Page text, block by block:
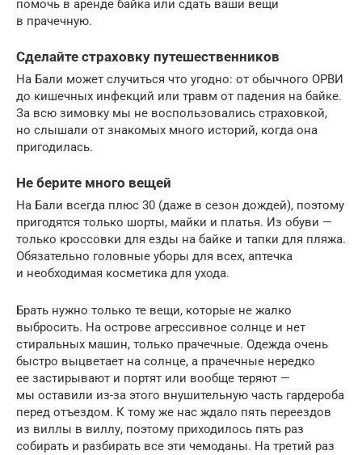
помочь в аренде байка или сдать ваши вещи
в прачечную.
Сделайте страховку путешественников
На Бали может случиться что угодно: от обычного ОРВИ
до кишечных инфекций или травм от падения на байке.
За всю зимовку мы не воспользовались страховкой,
но слышали от знакомых много историй, когда она
пригодилась.
Не берите много вещей
На Бали всегда плюс 30 (даже в сезон дождей), поэтому
пригодятся только шорты, майки и платья. Из обуви —
только кроссовки для езды на байке и тапки для пляжа.
Обязательно головные уборы для всех, аптечка
и необходимая косметика для ухода.
Брать нужно только те вещи, которые не жалко
выбросить. На острове агрессивное солнце и нет
стиральных машин, только прачечные. Одежда очень
быстро выцветает на солнце, а прачечные нередко
ее застирывают и портят или вообще теряют —
мы оставили из-за этого внушительную часть гардероба
перед отъездом. К тому же нас ждало пять переездов
из виллы в виллу, поэтому приходилось пять раз
собирать и разбирать все эти чемоданы. На третий раз